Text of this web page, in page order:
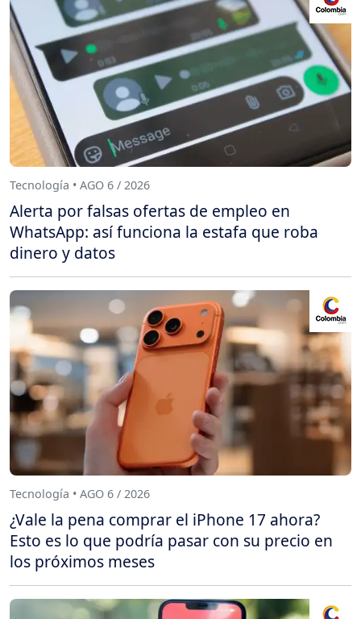
Tecnología • AGO 6 / 2026
Alerta por falsas ofertas de empleo en
WhatsApp: así funciona la estafa que roba
dinero y datos
Tecnología • AGO 6 / 2026
¿Vale la pena comprar el iPhone 17 ahora?
Esto es lo que podría pasar con su precio en
los próximos meses